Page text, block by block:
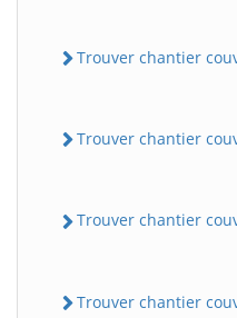
Trouver chantier
Trouver chantier
Trouver chantier
Trouver chantier